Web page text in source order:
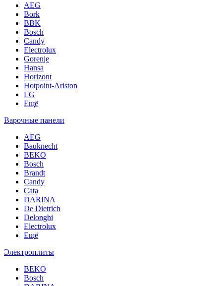
AEG
Bork
BBK
Bosch
Candy
Electrolux
Gorenje
Hansa
Horizont
Hotpoint-Ariston
LG
Ещё
Варочные панели
AEG
Bauknecht
BEKO
Bosch
Brandt
Candy
Cata
DARINA
De Dietrich
Delonghi
Electrolux
Ещё
Электроплиты
BEKO
Bosch